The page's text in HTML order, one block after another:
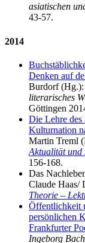
asiatischen
43-57.
2014
Denken auf
Burdorf (Hg.):
literarisches
Göttingen
Die Lehre des
Kulturnation
Martin Treml
Aktualität und
156-168.
Das
Claude Haas/
Theorie –
Öffentlichkeit
persönlichen
Frankfurter
Ingeborg